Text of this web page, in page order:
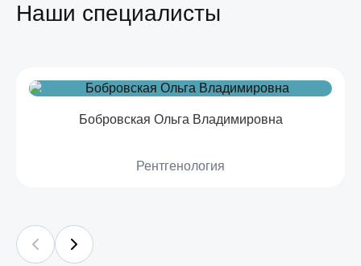
Наши специалисты
Бобровская Ольга Владимировна
Рентгенология